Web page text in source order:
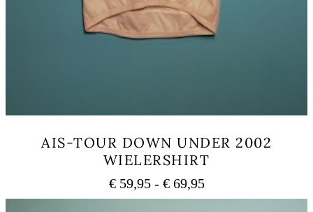
AIS-TOUR DOWN UNDER 2002
WIELERSHIRT
€59,95 - €69,95Prijsklasse:
€ 59,95